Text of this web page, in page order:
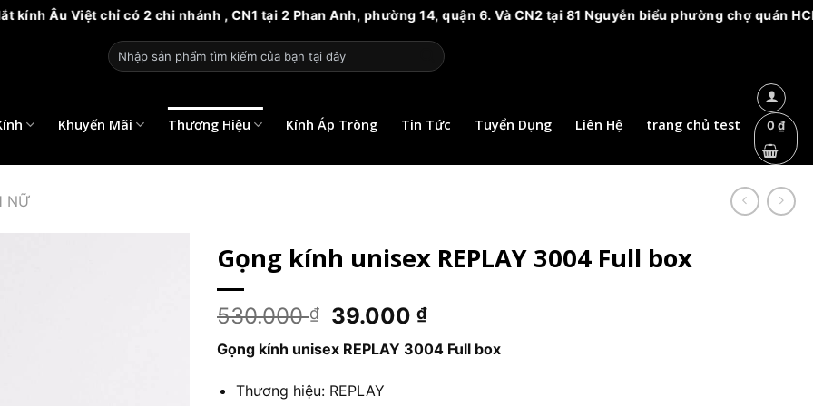
chỉ có 2 chi nhánh , CN1 tại 2 Phan Anh, phường 14, quận 6. Và CN2 tại 81 Nguyễn biểu phường chợ quán HCM. Vui
Tìm
kiếm:
Khuyến Mãi Thương Hiệu Kính Áp Tròng Tin Tức Tuyển Dụng Liên Hệ trang chủ test 0₫
NỮ
Gọng kính unisex REPLAY 3004 Full box
530.000₫
Giá
gốc
là:
530.000 ₫.
39.000₫Giá
hiện
tại
Gọng kính unisex REPLAY 3004 Full box
Thương hiệu: REPLAY